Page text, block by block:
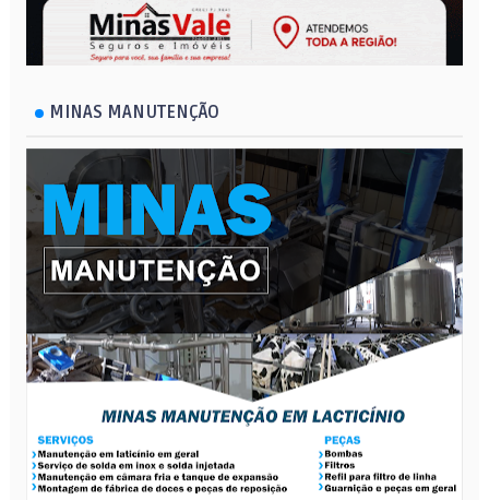
MINAS MANUTENÇÃO